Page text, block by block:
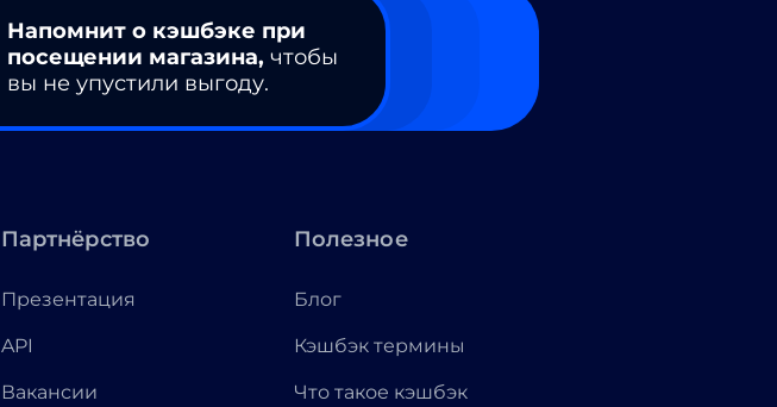
Напомнит о кэшбэке при
посещении магазина, чтобы
вы не упустили выгоду.
Партнёрство
Презентация
API
Вакансии
Полезное
Блог
Кэшбэк термины
Что такое кэшбэк